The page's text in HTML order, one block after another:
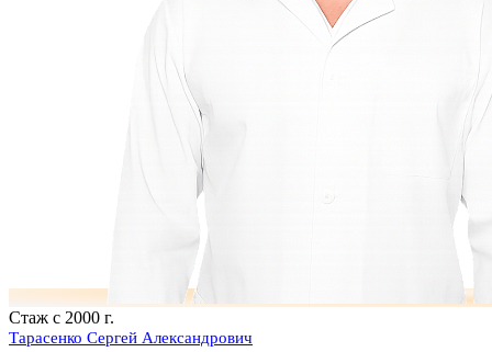
Стаж с 2000 г.
Тарасенко Сергей Александрович